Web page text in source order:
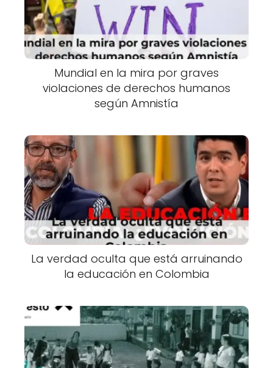
Mundial en la mira por graves
violaciones de derechos humanos
según Amnistía
La verdad oculta que está arruinando
la educación en Colombia